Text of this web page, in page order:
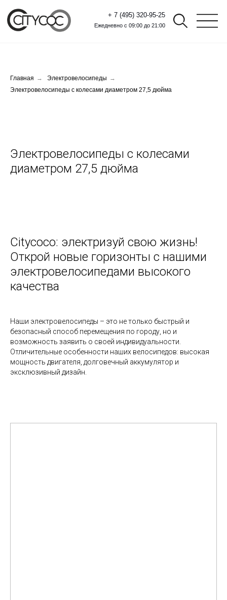
Ежедневно с 09:00 до 21:00
Главная → Электровелосипеды →
Электровелосипеды с колесами диаметром 27,5 дюйма
Электровелосипеды с колесами
диаметром 27,5 дюйма
Citycoco: электризуй свою жизнь!
Открой новые горизонты с нашими
электровелосипедами высокого
качества
Наши электровелосипеды – это не только быстрый и
безопасный способ перемещения по городу, но и
возможность заявить о своей индивидуальности.
Отличительные особенности наших велосипедов: высокая
мощность двигателя, долговечный аккумулятор и
эксклюзивный дизайн.